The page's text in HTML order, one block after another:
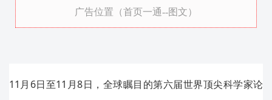
广告位置（首页一通--图文）
11月6日至11月8日，全球瞩目的第六届世界顶尖科学家论